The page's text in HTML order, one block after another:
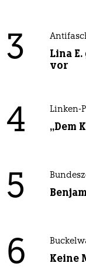
3
Lina
vor
4 Linken-
„Dem
5
6 Keine